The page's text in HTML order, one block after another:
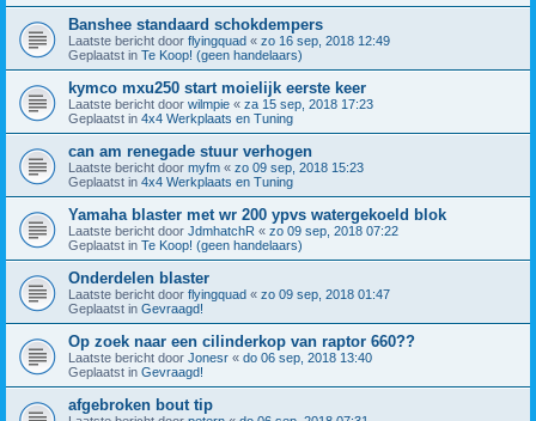
Banshee standaard schokdempers
Laatste bericht door flyingquad « zo 16 sep, 2018 12:49
Geplaatst in Te Koop! (geen handelaars)
kymco mxu250 start moielijk eerste keer
Laatste bericht door wilmpie « za 15 sep, 2018 17:23
Geplaatst in 4x4 Werkplaats en Tuning
can am renegade stuur verhogen
Laatste bericht door myfm « zo 09 sep, 2018 15:23
Geplaatst in 4x4 Werkplaats en Tuning
Yamaha blaster met wr 200 ypvs watergekoeld blok
Laatste bericht door JdmhatchR « zo 09 sep, 2018 07:22
Geplaatst in Te Koop! (geen handelaars)
Onderdelen blaster
Laatste bericht door flyingquad « zo 09 sep, 2018 01:47
Geplaatst in Gevraagd!
Op zoek naar een cilinderkop van raptor 660??
Laatste bericht door Jonesr « do 06 sep, 2018 13:40
Geplaatst in Gevraagd!
afgebroken bout tip